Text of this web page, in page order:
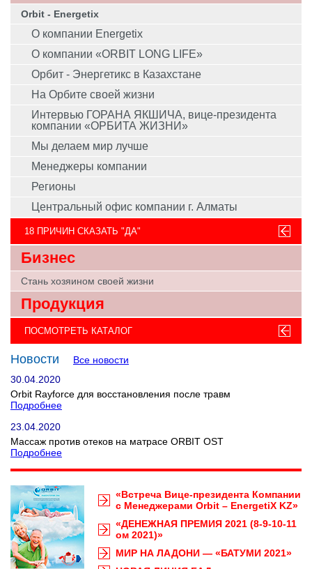
Orbit - Energetix
О компании Energetix
О компании «ORBIT LONG LIFE»
Орбит - Энергетикс в Казахстане
На Орбите своей жизни
Интервью ГОРАНА ЯКШИЧА, вице-президента
компании «ОРБИТА ЖИЗНИ»
Мы делаем мир лучше
Менеджеры компании
Регионы
Центральный офис компании г. Алматы
18 ПРИЧИН СКАЗАТЬ "ДА"
Бизнес
Стань хозяином своей жизни
Продукция
ПОСМОТРЕТЬ КАТАЛОГ
Новости
Все новости
30.04.2020
Orbit Rayforce для восстановления после травм
Подробнее
23.04.2020
Массаж против отеков на матрасе ORBIT OST
Подробнее
«Встреча Вице-президента Компании
с Менеджерами Orbit – EnergetiX KZ»
«ДЕНЕЖНАЯ ПРЕМИЯ 2021 (8-9-10-11
ом 2021)»
МИР НА ЛАДОНИ — «БАТУМИ 2021»